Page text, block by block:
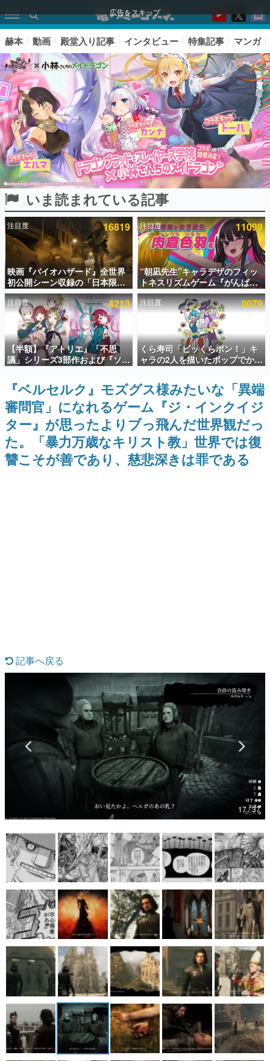
広告をスキップ
ピックアップ
電ファミのいま読まれている記事ランキング
アプリセール情報
インタビュー
連載・特集一覧
殿堂入り記事
SNS拡散数が数千以上！ ページビュー数万以上！ などな
ど。多くの人々に読まれた、電ファミ渾身の“殿堂入り”記
事をまとめました。
ゲームの企画書
名作ゲームクリエイターの方々に製作時のエピソードをお
聞きし、ヒットする企画（ゲーム）とは何か？を探ってい
きます。
赫本
この物語を解いてはいけない。『赫本』は、〈試験問題〉
の形をした短編ホラー小説集です。
なんでゲームは面白い？
ゲーム開発者・hamatsu氏がゲームの魅力を画面や操作の
具体的な形から解き明かしていく、硬派で骨太な評論連載
です。
ゲームが変えた日本語
「経験値」「裏技」「ラスボス」… ゲームにまつわる言葉
の起源や用法の変遷を、コンピューター文化史研究家・タ
イニーP氏が徹底調査。
カテゴリ
マンガ
女性向け
アプリレビュー
その他
電ファミニコゲーマーとは？
運営：株式会社マレ
赫本 動画 殿堂入り記事 インタビュー 特集記事 マンガ
いま読まれている記事
注目度 16819
映画『バイオハザード』全世界
初公開シーン収録の「日本限
定」予告映像が解禁。バイオの
日（8月10日）にあわせて、
「ラクーンシティ総合病院」へ
行く配達人の姿が披露
注目度 11099
“朝凪先生”キャラデザのフィッ
トネスリズムゲーム『がんば
れ！チアリズム』Steamストア
ページが公開。キャラクターの
CVは陽向葵ゅかさん
注目度 4213
【半額】『アトリエ』「不思
議」シリーズ3部作および『ソフ
ィーのアトリエ2』公式画集の
Kindle版が50%オフとなるセー
ルが開催中。各作品の設定画や
美麗なイラストの数々をふんだ
んに収録
注目度 2079
くら寿司「ビッくらポン！」キ
ャラの2人を描いたポップでかわ
いいコラボイラストが公開。コ
ラボイラストを使用した限定T
シャツ&ステッカーがアソビシ
ステム主催「Akaku展」にて販
売へ
『ベルセルク』モズグス様みたいな「異端
審問官」になれるゲーム『ジ・インクイジ
ター』が思ったよりブっ飛んだ世界観だっ
た。「暴力万歳なキリスト教」世界では復
讐こそが善であり、慈悲深きは罪である
記事へ戻る
17 / 37